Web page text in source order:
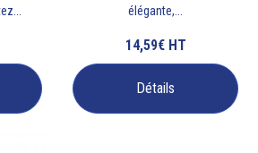
élégante,...
14,59€ HT
Détails